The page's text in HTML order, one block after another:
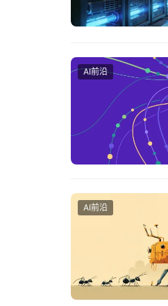
AI前沿
AI前沿